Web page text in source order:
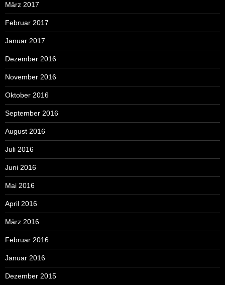
März 2017
Februar 2017
Januar 2017
Dezember 2016
November 2016
Oktober 2016
September 2016
August 2016
Juli 2016
Juni 2016
Mai 2016
April 2016
März 2016
Februar 2016
Januar 2016
Dezember 2015